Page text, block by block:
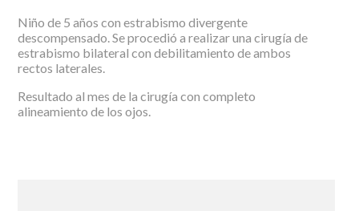
Niño de 5 años con estrabismo divergente
descompensado. Se procedió a realizar una cirugía de
estrabismo bilateral con debilitamiento de ambos
rectos laterales.
Resultado al mes de la cirugía con completo
alineamiento de los ojos.